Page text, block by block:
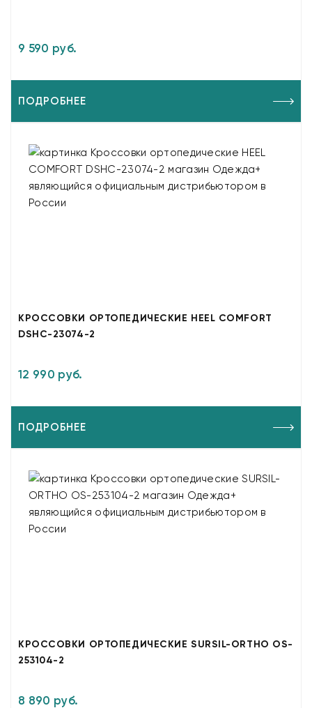
9 590 руб.
ПОДРОБНЕЕ
КРОССОВКИ ОРТОПЕДИЧЕСКИЕ HEEL COMFORT
DSHC-23074-2
12 990 руб.
ПОДРОБНЕЕ
КРОССОВКИ ОРТОПЕДИЧЕСКИЕ SURSIL-ORTHO OS-
253104-2
8 890 руб.